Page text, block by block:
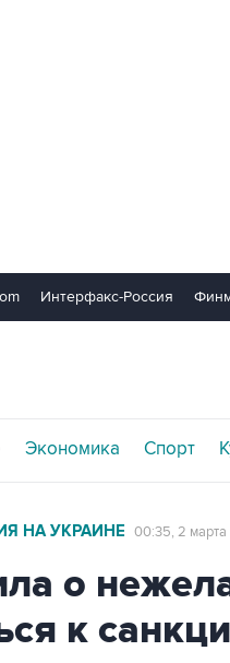
Интерфакс-Россия
Экономика Спорт
НА УКРАИНЕ 00:35, 2
о
к